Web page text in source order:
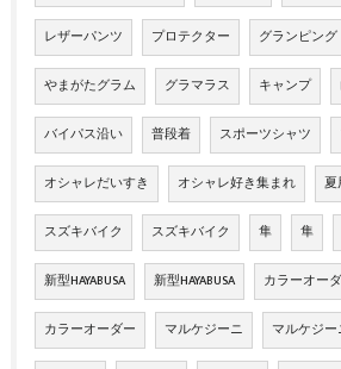
レザーパンツ プロテクター グランピング
やまがたグラム グラマラス キャンプ
バイパス沿い 普段着 スポーツシャツ
オシャレだいすき オシャレ好き集まれ 夏
スズキバイク スズキバイク 隼 隼
新型HAYABUSA 新型HAYABUSA カラーオー
カラーオーダー マルケジーニ マルケジー